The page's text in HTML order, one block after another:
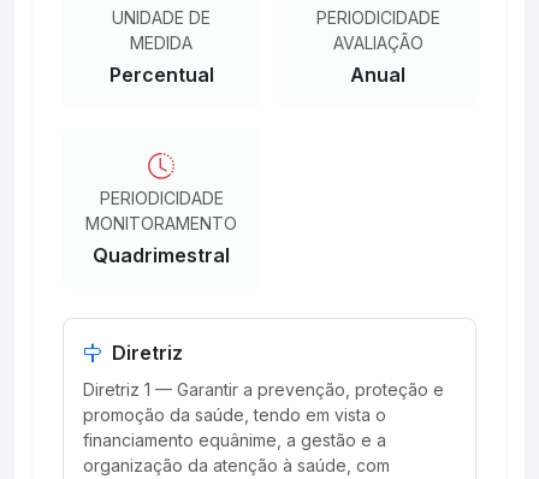
UNIDADE DE
MEDIDA
Percentual
PERIODICIDADE
AVALIAÇÃO
Anual
PERIODICIDADE
MONITORAMENTO
Quadrimestral
Diretriz
Diretriz 1 — Garantir a prevenção, proteção e
promoção da saúde, tendo em vista o
financiamento equânime, a gestão e a
organização da atenção à saúde, com